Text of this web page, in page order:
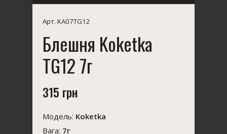
Арт. KA07TG12
Блешня Koketka
TG12 7г
315 грн
Модель: Koketka
Вага: 7г